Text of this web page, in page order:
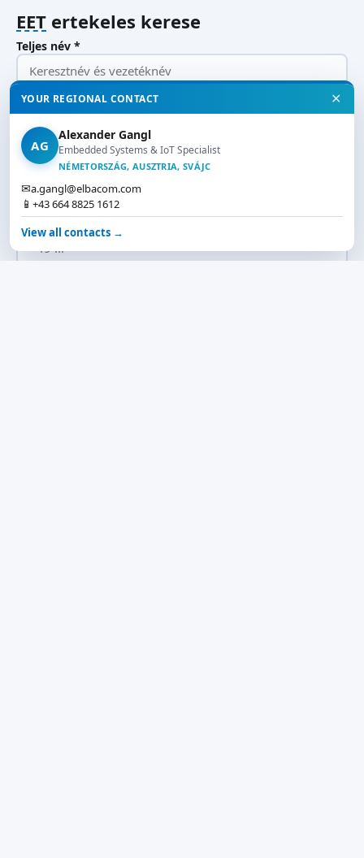
EET ertekeles kerese
Teljes név *
E-Mail *
YOUR REGIONAL CONTACT ✕
AG
Alexander Gangl
Embedded Systems & IoT Specialist
NÉMETORSZÁG, AUSZTRIA, SVÁJC
✉a.gangl@elbacom.com
📱 +43 664 8825 1612
View all contacts →